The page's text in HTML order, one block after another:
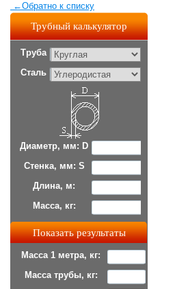
←Обратно к списку
Трубный калькулятор
Труба
Сталь
Диаметр, мм: D
Стенка, мм: S
Длина, м:
Масса, кг:
Масса 1 метра, кг:
Масса трубы, кг: